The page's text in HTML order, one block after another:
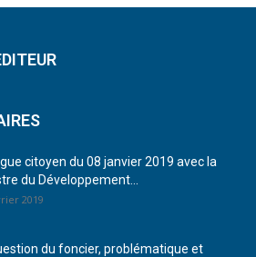
citoyen du 08 janvier 2019 avec la
du Développement...
2019
du foncier, problématique et